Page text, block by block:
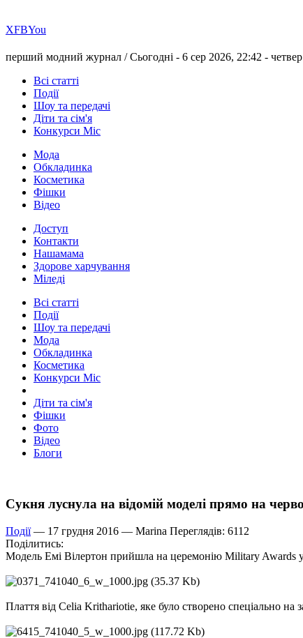
ХFBYou
перший модний журнал /Сьогодні - 6 сер 2026, 22:42 - четвер
Всі статті
Події
Шоу та передачі
Діти та сім'я
Конкурси Міс
Мода
Обкладинка
Косметика
Фішки
Відео
Доступ
Контакти
Нашамама
Здорове харчування
Міледі
Всі статті
Події
Шоу та передачі
Мода
Обкладинка
Косметика
Конкурси Міс
Діти та сім'я
Фішки
Фото
Відео
Блоги
Сукня луснула на відомій моделі прямо на
Події— 17 грудня 2016 — Marina Переглядів: 6112
Поділитись:
Модель Емі Вілертон прийшла на церемонію Military Awards
Плаття від Celia Krithariotie, яке було створено спеціально